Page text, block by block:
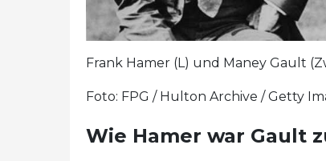
Frank Hamer (L) und Maney Gault
Foto: FPG / Hulton Archive / Getty
Wie Hamer war Gault